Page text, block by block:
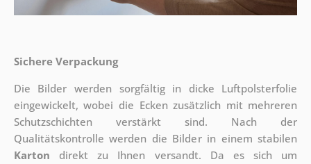
Sichere Verpackung
Die Bilder werden sorgfältig in dicke Luftpolsterfolie
eingewickelt, wobei die Ecken zusätzlich mit mehreren
Schutzschichten verstärkt sind. Nach der
Qualitätskontrolle werden die Bilder in einem stabilen
Karton direkt zu Ihnen versandt. Da es sich um